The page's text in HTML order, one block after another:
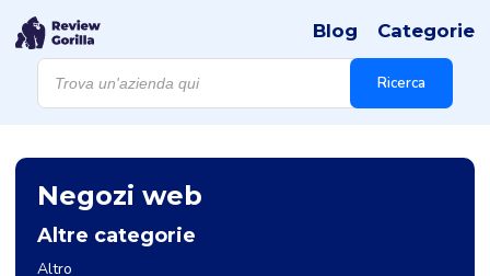
Products
search Ricerca
Blog Categorie
Negozi web
Altre categorie
Altro